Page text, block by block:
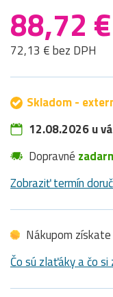
88,72 €
72,13 € bez DPH
Skladom -
12.08.2026 u
Dopravné
Zobraziť termín
Nákupom získate
Čo sú zlaťáky a čo